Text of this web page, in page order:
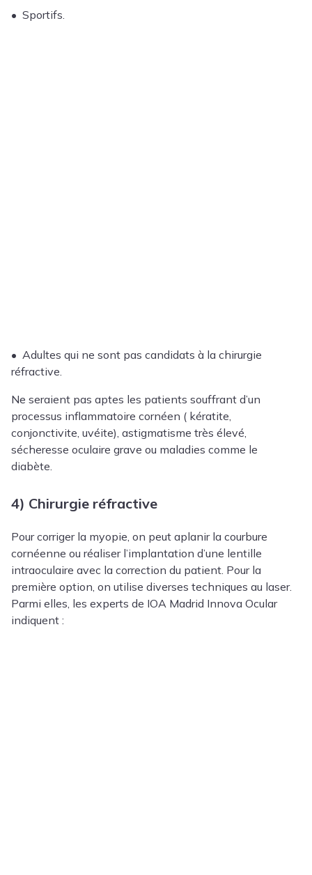
• Sportifs.
• Adultes qui ne sont pas candidats à la chirurgie
réfractive.
Ne seraient pas aptes les patients souffrant d’un
processus inflammatoire cornéen ( kératite,
conjonctivite, uvéite), astigmatisme très élevé,
sécheresse oculaire grave ou maladies comme le
diabète.
4) Chirurgie réfractive
Pour corriger la myopie, on peut aplanir la courbure
cornéenne ou réaliser l’implantation d’une lentille
intraoculaire avec la correction du patient. Pour la
première option, on utilise diverses techniques au laser.
Parmi elles, les experts de IOA Madrid Innova Ocular
indiquent :